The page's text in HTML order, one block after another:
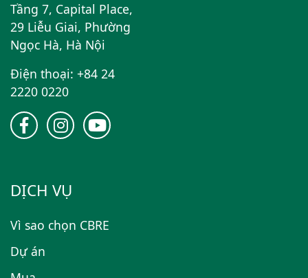
Tầng 7, Capital Place,
29 Liễu Giai, Phường
Ngọc Hà, Hà Nội
Điện thoại: +84 24
2220 0220
DỊCH VỤ
Vì sao chọn CBRE
Dự án